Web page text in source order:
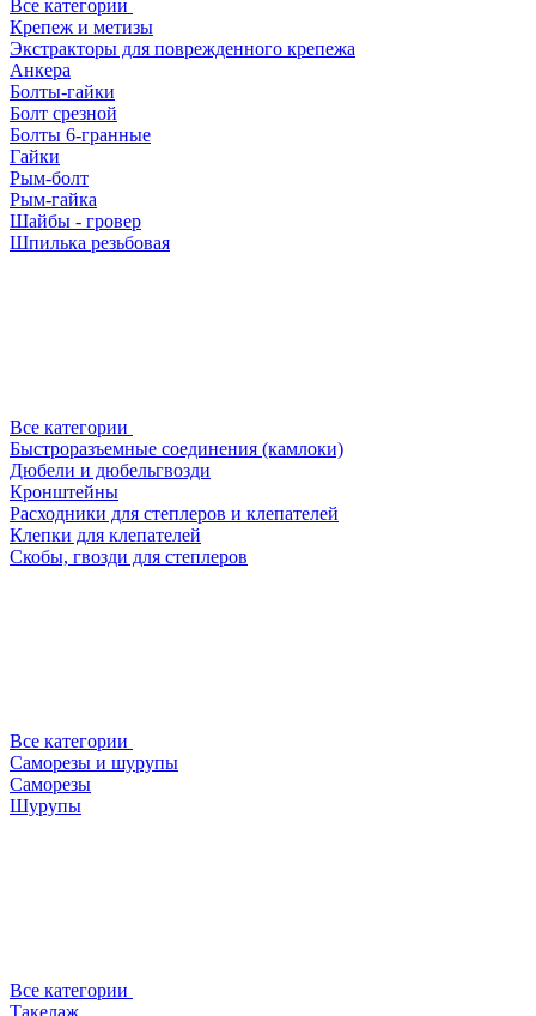
Все категории
Крепеж и метизы
Экстракторы для поврежденного крепежа
Анкера
Болты-гайки
Болт срезной
Болты 6-гранные
Гайки
Рым-болт
Рым-гайка
Шайбы - гровер
Шпилька резьбовая
Все категории
Быстроразъемные соединения (камлоки)
Дюбели и дюбельгвозди
Кронштейны
Расходники для степлеров и клепателей
Клепки для клепателей
Скобы, гвозди для степлеров
Все категории
Саморезы и шурупы
Саморезы
Шурупы
Все категории
Такелаж